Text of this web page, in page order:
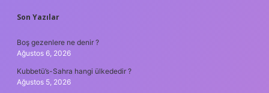
SIDEBAR
Son Yazılar
Boş gezenlere ne denir ?
Ağustos 6, 2026
Kubbetü’s-Sahra hangi ülkededir ?
Ağustos 5, 2026